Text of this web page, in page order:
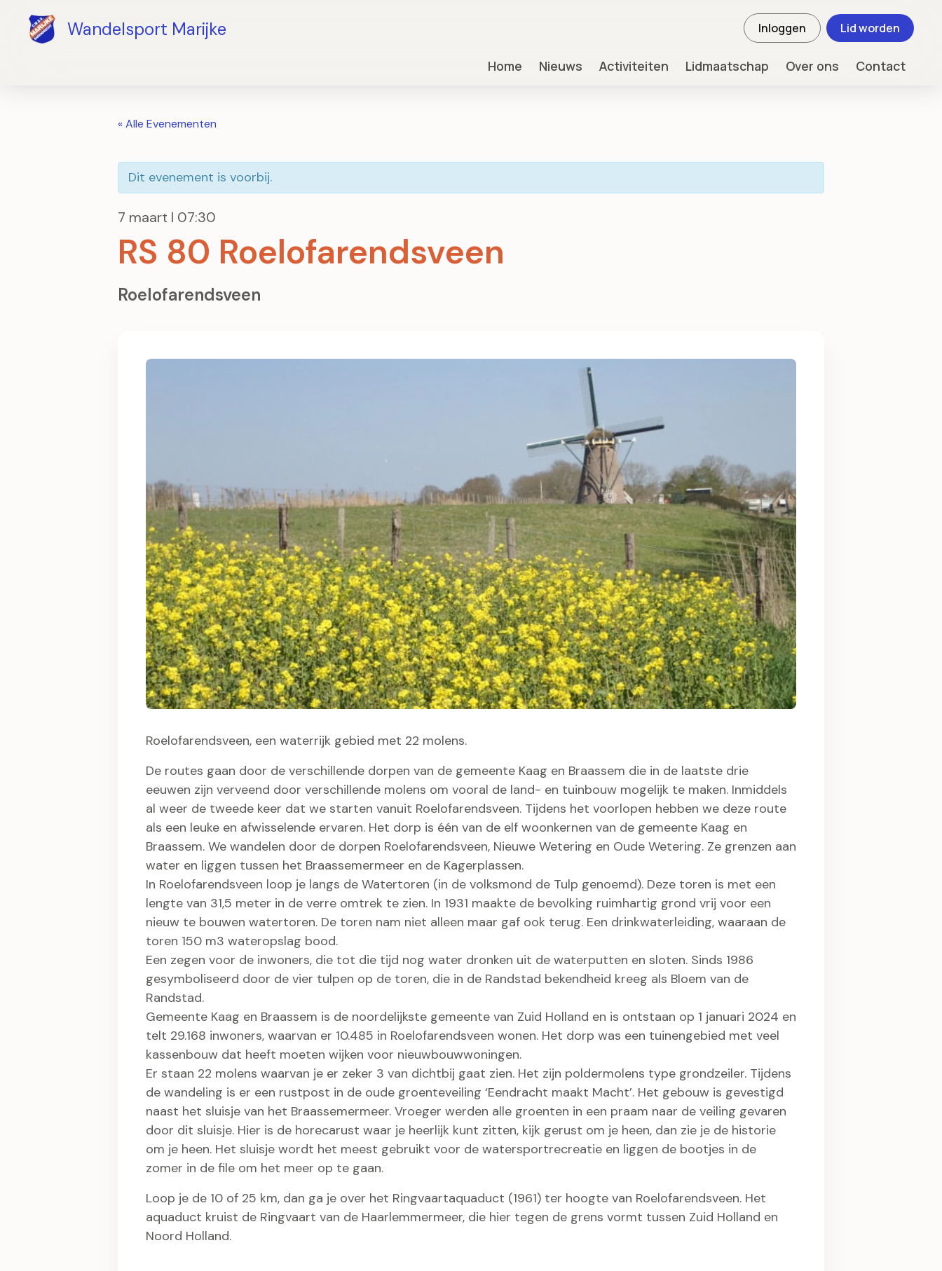
Wandelsport Marijke Inloggen Lid worden
Home Nieuws Activiteiten Lidmaatschap Over ons Contact
« Alle Evenementen
Dit evenement is voorbij.
7 maart I 07:30
RS 80 Roelofarendsveen
Roelofarendsveen
Roelofarendsveen, een waterrijk gebied met 22 molens.
De routes gaan door de verschillende dorpen van de gemeente Kaag en Braassem die in de laatste drie
eeuwen zijn verveend door verschillende molens om vooral de land- en tuinbouw mogelijk te maken. Inmiddels
al weer de tweede keer dat we starten vanuit Roelofarendsveen. Tijdens het voorlopen hebben we deze route
als een leuke en afwisselende ervaren. Het dorp is één van de elf woonkernen van de gemeente Kaag en
Braassem. We wandelen door de dorpen Roelofarendsveen, Nieuwe Wetering en Oude Wetering. Ze grenzen aan
water en liggen tussen het Braassemermeer en de Kagerplassen.
In Roelofarendsveen loop je langs de Watertoren (in de volksmond de Tulp genoemd). Deze toren is met een
lengte van 31,5 meter in de verre omtrek te zien. In 1931 maakte de bevolking ruimhartig grond vrij voor een
nieuw te bouwen watertoren. De toren nam niet alleen maar gaf ook terug. Een drinkwaterleiding, waaraan de
toren 150 m3 wateropslag bood.
Een zegen voor de inwoners, die tot die tijd nog water dronken uit de waterputten en sloten. Sinds 1986
gesymboliseerd door de vier tulpen op de toren, die in de Randstad bekendheid kreeg als Bloem van de
Randstad.
Gemeente Kaag en Braassem is de noordelijkste gemeente van Zuid Holland en is ontstaan op 1 januari 2024 en
telt 29.168 inwoners, waarvan er 10.485 in Roelofarendsveen wonen. Het dorp was een tuinengebied met veel
kassenbouw dat heeft moeten wijken voor nieuwbouwwoningen.
Er staan 22 molens waarvan je er zeker 3 van dichtbij gaat zien. Het zijn poldermolens type grondzeiler. Tijdens
de wandeling is er een rustpost in de oude groenteveiling ‘Eendracht maakt Macht’. Het gebouw is gevestigd
naast het sluisje van het Braassemermeer. Vroeger werden alle groenten in een praam naar de veiling gevaren
door dit sluisje. Hier is de horecarust waar je heerlijk kunt zitten, kijk gerust om je heen, dan zie je de historie
om je heen. Het sluisje wordt het meest gebruikt voor de watersportrecreatie en liggen de bootjes in de
zomer in de file om het meer op te gaan.
Loop je de 10 of 25 km, dan ga je over het Ringvaartaquaduct (1961) ter hoogte van Roelofarendsveen. Het
aquaduct kruist de Ringvaart van de Haarlemmermeer, die hier tegen de grens vormt tussen Zuid Holland en
Noord Holland.